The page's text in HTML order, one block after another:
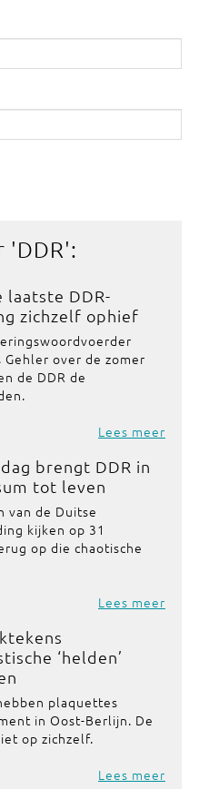
'DDR':
laatste DDR-
zichzelf ophief
Gehler over de zomer
de DDR de
Lees meer
brengt DDR in
tot leven
van de Duitse
kijken op 31
op die chaotische
Lees meer
‘helden’
plaquettes
in Oost-Berlijn. De
op zichzelf.
Lees meer